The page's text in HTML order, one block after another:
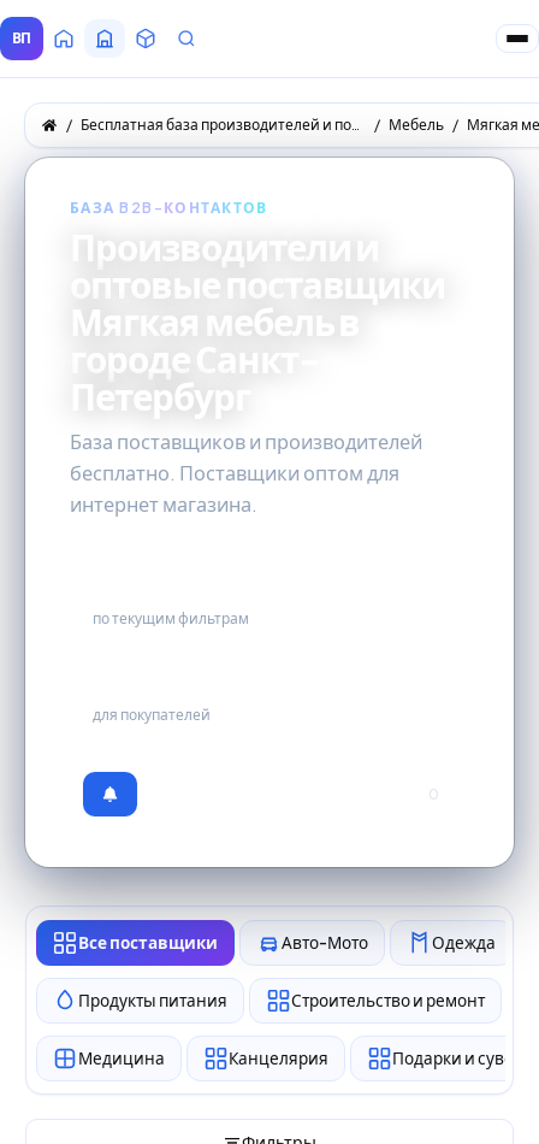
ВП ГлавнаяВсе Поставщики
ТоварыЗапросы покупателей
Бесплатная база производителей и поставщиков товаров оптом Мебель Мягкая
БАЗА B2B-КОНТАКТОВ
Производители и
оптовые поставщики
Мягкая мебель в
городе Санкт-
Петербург
База поставщиков и производителей
бесплатно. Поставщики оптом для
интернет магазина.
по текущим фильтрам
для покупателей
0
Все поставщики Авто-Мото Одежда
Продукты питания Строительство и ремонт
Медицина Канцелярия Подарки и